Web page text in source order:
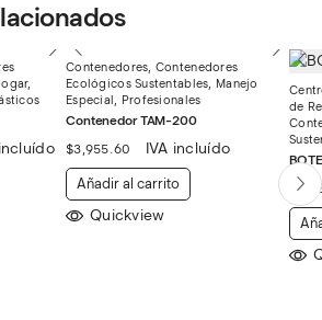
,
Contenedores, Contenedores
Ecológicos Sustentables, Manejo
Especial, Profesionales
Contenedor TAM-200
$3,955.60 IVA incluído
Añadir al carrito
Quickview
de
$